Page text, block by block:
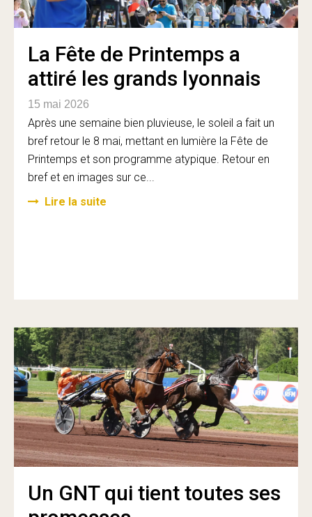
La Fête de Printemps a
attiré les grands lyonnais
15 mai 2026
Après une semaine bien pluvieuse, le soleil a fait un
bref retour le 8 mai, mettant en lumière la Fête de
Printemps et son programme atypique. Retour en
bref et en images sur ce...
Lire la suite
Un GNT qui tient toutes ses